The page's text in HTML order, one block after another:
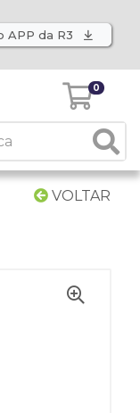
APP da R3
0
VOLTAR